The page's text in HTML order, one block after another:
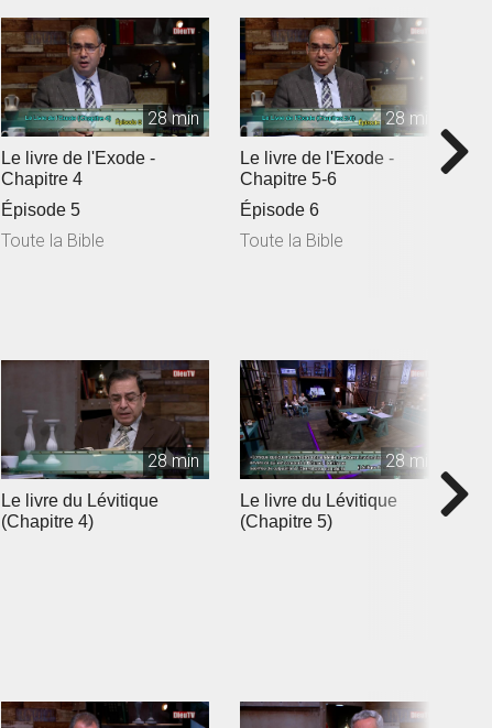
28 min
Le livre de l'Exode -
Chapitre 4
Épisode 5
Toute la Bible
28 min
Le livre de l'Exode -
Chapitre 5-6
Épisode 6
Toute la Bible
28 min
Le livre du Lévitique
(Chapitre 4)
28 min
Le livre du Lévitique
(Chapitre 5)